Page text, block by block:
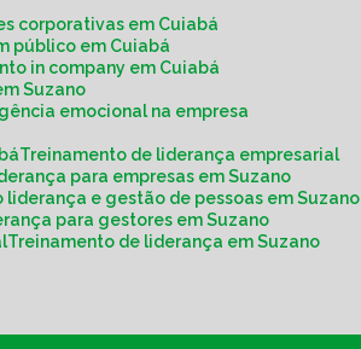
corporativas em Cuiabá
público em Cuiabá
in company em Cuiabá
Suzano
emocional na empresa
Treinamento de liderança empresarial
para empresas em Suzano
liderança e gestão de pessoas em Suzano
para gestores em Suzano
Treinamento de liderança em Suzano